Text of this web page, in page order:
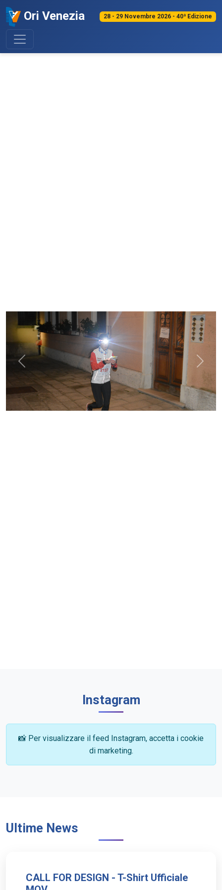
Ori Venezia 28 - 29 Novembre 2026 - 40ª Edizione
Previous Next
Instagram
📸 Per visualizzare il feed Instagram, accetta i cookie
di marketing.
Ultime News
CALL FOR DESIGN - T-Shirt Ufficiale